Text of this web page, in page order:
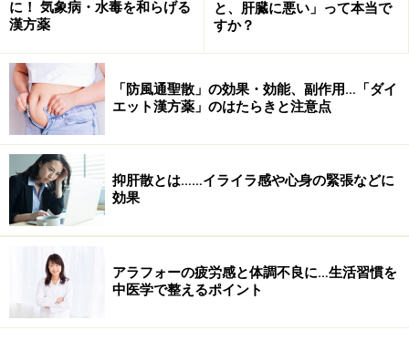
胃腸の状態
水分代謝の異常
血液の分布
ココロの状態
病気の進行・深さ
もともとの体質
カラダの寒熱性など……
正常な舌の状態・舌の健康度チェック
に！ 気象病・水毒を和らげる
漢方薬
と、肝臓に悪い」って本当で
すか？
「防風通聖散」の効果・効能、副作用…「ダイ
エット漢方薬」のはたらきと注意点
抑肝散とは……イライラ感や心身の緊張などに
効果
アラフォーの疲労感と体調不良に…生活習慣を
中医学で整えるポイント